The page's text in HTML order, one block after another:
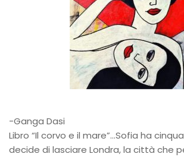
-Ganga Dasi
Libro “Il corvo e il mare”…Sofia ha
decide di lasciare Londra, la città che